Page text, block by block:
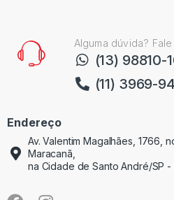
Alguma dúvida?
(13) 98810-
(11) 3969-
Endereço
Av. Valentim Magalhães, 1766,
Maracanã,
na Cidade de Santo André/SP -